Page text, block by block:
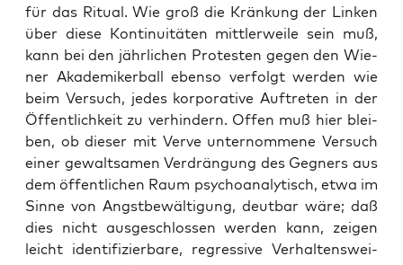
für das Ritu­al. Wie groß die Krän­kung der Lin­ken
über die­se Kon­ti­nui­tä­ten mitt­ler­wei­le sein muß,
kann bei den jähr­li­chen Pro­tes­ten gegen den Wie­
ner Aka­de­mi­ker­ball eben­so ver­folgt wer­den wie
beim Ver­such, jedes kor­po­ra­ti­ve Auf­tre­ten in der
Öffent­lich­keit zu ver­hin­dern. Offen muß hier blei­
ben, ob die­ser mit Ver­ve unter­nom­me­ne Ver­such
einer gewalt­sa­men Ver­drän­gung des Geg­ners aus
dem öffent­li­chen Raum psy­cho­ana­ly­tisch, etwa im
Sin­ne von Angst­be­wäl­ti­gung, deut­bar wäre; daß
dies nicht aus­ge­schlos­sen wer­den kann, zei­gen
leicht iden­ti­fi­zier­ba­re, regres­si­ve Ver­hal­tens­wei­